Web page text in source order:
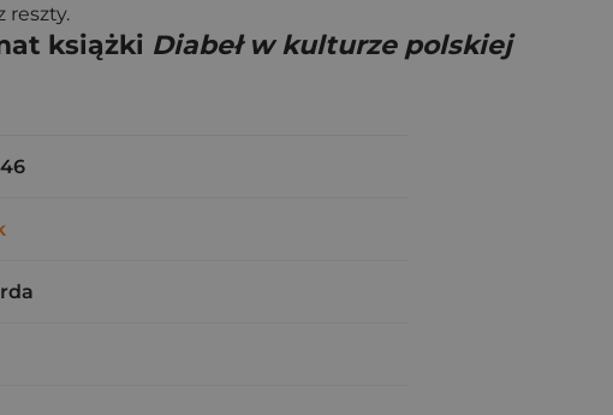
reszty.
książki Diabeł w kulturze polskiej